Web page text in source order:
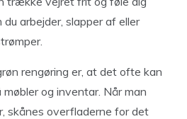
arbejder, slapper af eller
rengøring er, at det ofte kan
og inventar. Når man
skånes overfladerne for det